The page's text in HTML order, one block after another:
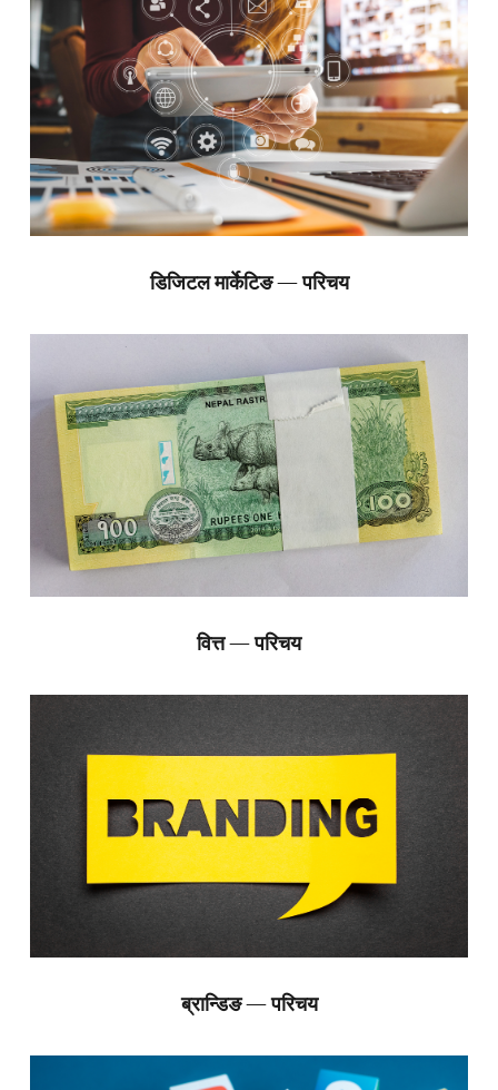
डिजिटल मार्केटिङ — परिचय
वित्त — परिचय
ब्रान्डिङ — परिचय